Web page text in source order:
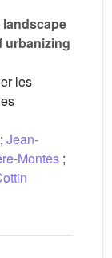
urbanizing
les
; Jean-
Montes ;